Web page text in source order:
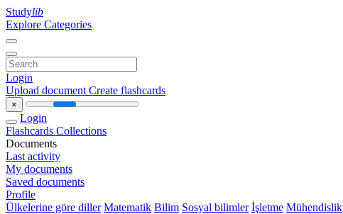
Studylib
Explore Categories
Login
Upload document Create flashcards
×
Login
Flashcards Collections
Documents
Last activity
My documents
Saved documents
Profile
Ülkelerine göre diller Matematik Bilim Sosyal bilimler İşletme Mühendislik